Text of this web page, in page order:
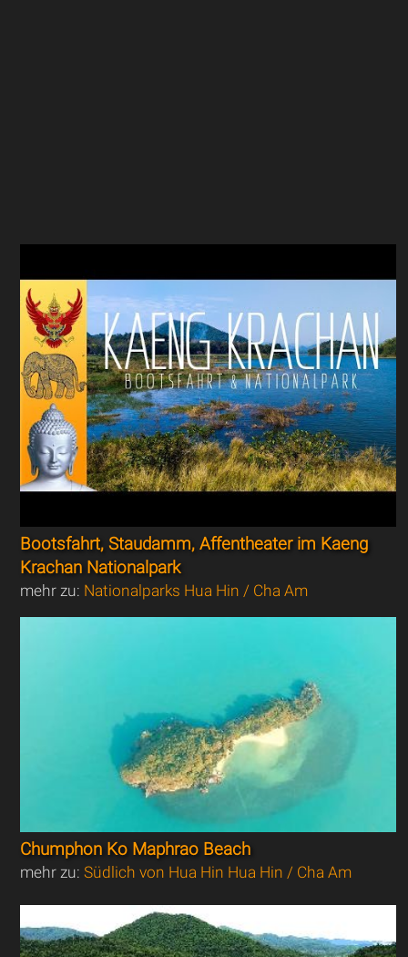
Bootsfahrt, Staudamm, Affentheater im Kaeng
Krachan Nationalpark
mehr zu: Nationalparks Hua Hin / Cha Am
Chumphon Ko Maphrao Beach
mehr zu:Südlich von Hua Hin Hua Hin / Cha Am